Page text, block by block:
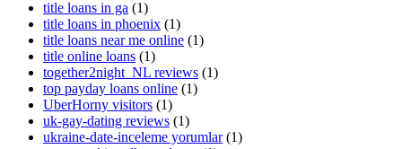
title loans in ga (1)
title loans in phoenix (1)
title loans near me online (1)
title online loans (1)
together2night_NL reviews (1)
top payday loans online (1)
UberHorny visitors (1)
uk-gay-dating reviews (1)
ukraine-date-inceleme yorumlar(1)